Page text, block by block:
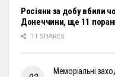
Росіяни за добу вбили
Донеччини, ще 11
11 SHARES
Меморіальні